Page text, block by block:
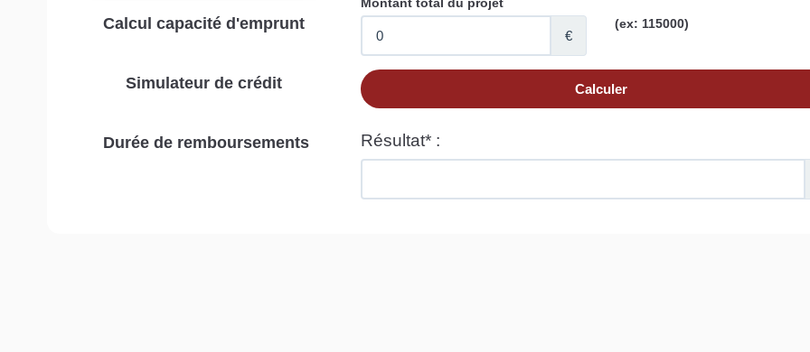
Calcul capacité d'emprunt
Simulateur de crédit
Durée de remboursements